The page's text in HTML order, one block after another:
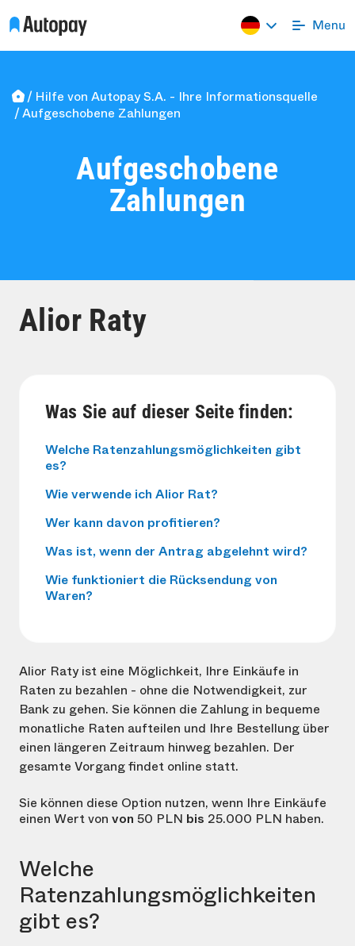
Hilfe von Autopay S.A. - Ihre Informationsquelle
Aufgeschobene Zahlungen
Aufgeschobene
Zahlungen
Alior Raty
Was Sie auf dieser Seite finden:
Welche Ratenzahlungsmöglichkeiten gibt
es?
Wie verwende ich Alior Rat?
Wer kann davon profitieren?
Was ist, wenn der Antrag abgelehnt wird?
Wie funktioniert die Rücksendung von
Waren?
Alior Raty ist eine Möglichkeit, Ihre Einkäufe in
Raten zu bezahlen - ohne die Notwendigkeit, zur
Bank zu gehen. Sie können die Zahlung in bequeme
monatliche Raten aufteilen und Ihre Bestellung über
einen längeren Zeitraum hinweg bezahlen. Der
gesamte Vorgang findet online statt.
Sie können diese Option nutzen, wenn Ihre Einkäufe
einen Wert von von 50 PLN bis 25.000 PLN haben.
Welche
Ratenzahlungsmöglichkeiten
gibt es?